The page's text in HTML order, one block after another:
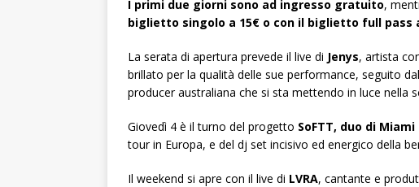
I primi due giorni sono ad ingresso gratuito,
biglietto singolo a 15€ o con il biglietto full pass
La serata di apertura prevede il live di Jenys, artista
brillato per la qualità delle sue performance, seguito dal
producer australiana che si sta mettendo in luce nella
Giovedì 4 è il turno del progetto SoFTT, duo di
tour in Europa, e del dj set incisivo ed energico della
Il weekend si apre con il live di LVRA, cantante e